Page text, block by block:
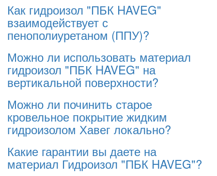
Как гидроизол "ПБК HAVEG"
взаимодействует с
пенополиуретаном (ППУ)?
Можно ли использовать материал
гидроизол "ПБК HAVEG" на
вертикальной поверхности?
Можно ли починить старое
кровельное покрытие жидким
гидроизолом Хавег локально?
Какие гарантии вы даете на
материал Гидроизол "ПБК HAVEG"?